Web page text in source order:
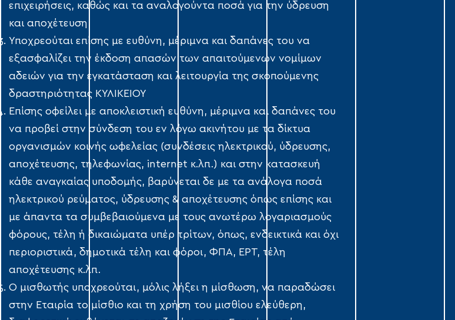
επιχειρήσεις, καθώς και τα αναλογούντα ποσά για την ύδρευση
και αποχέτευση
Υποχρεούται επίσης με ευθύνη, μέριμνα και δαπάνες του να
εξασφαλίζει την έκδοση απασών των απαιτούμενων νομίμων
αδειών για την εγκατάσταση και λειτουργία της σκοπούμενης
δραστηριότητας ΚΥΛΙΚΕΙΟΥ
Επίσης οφείλει με αποκλειστική ευθύνη, μέριμνα και δαπάνες του
να προβεί στην σύνδεση του εν λόγω ακινήτου με τα δίκτυα
οργανισμών κοινής ωφελείας (συνδέσεις ηλεκτρικού, ύδρευσης,
αποχέτευσης, τηλεφωνίας, internet κ.λπ.) και στην κατασκευή
κάθε αναγκαίας υποδομής, βαρύνεται δε με τα ανάλογα ποσά
ηλεκτρικού ρεύματος, ύδρευσης & αποχέτευσης όπως επίσης και
με άπαντα τα συμβεβαιούμενα με τους ανωτέρω λογαριασμούς
φόρους, τέλη ή δικαιώματα υπέρ τρίτων, όπως, ενδεικτικά και όχι
περιοριστικά, δημοτικά τέλη και φόροι, ΦΠΑ, ΕΡΤ, τέλη
αποχέτευσης κ.λπ.
Ο μισθωτής υποχρεούται, μόλις λήξει η μίσθωση, να παραδώσει
στην Εταιρία το μίσθιο και τη χρήση του μισθίου ελεύθερη,